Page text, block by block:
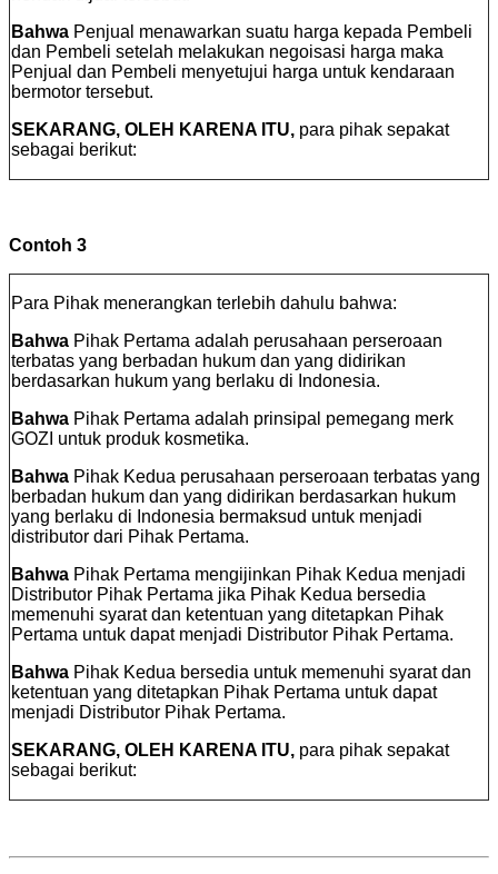
Bahwa Penjual menawarkan suatu harga kepada Pembeli
dan Pembeli setelah melakukan negoisasi harga maka
Penjual dan Pembeli menyetujui harga untuk kendaraan
bermotor tersebut.
SEKARANG, OLEH KARENA ITU, para pihak sepakat
sebagai berikut:
Contoh 3
Para Pihak menerangkan terlebih dahulu bahwa:
Bahwa Pihak Pertama adalah perusahaan perseroaan
terbatas yang berbadan hukum dan yang didirikan
berdasarkan hukum yang berlaku di Indonesia.
Bahwa Pihak Pertama adalah prinsipal pemegang merk
GOZI untuk produk kosmetika.
Bahwa Pihak Kedua perusahaan perseroaan terbatas yang
berbadan hukum dan yang didirikan berdasarkan hukum
yang berlaku di Indonesia bermaksud untuk menjadi
distributor dari Pihak Pertama.
Bahwa Pihak Pertama mengijinkan Pihak Kedua menjadi
Distributor Pihak Pertama jika Pihak Kedua bersedia
memenuhi syarat dan ketentuan yang ditetapkan Pihak
Pertama untuk dapat menjadi Distributor Pihak Pertama.
Bahwa Pihak Kedua bersedia untuk memenuhi syarat dan
ketentuan yang ditetapkan Pihak Pertama untuk dapat
menjadi Distributor Pihak Pertama.
SEKARANG, OLEH KARENA ITU, para pihak sepakat
sebagai berikut: